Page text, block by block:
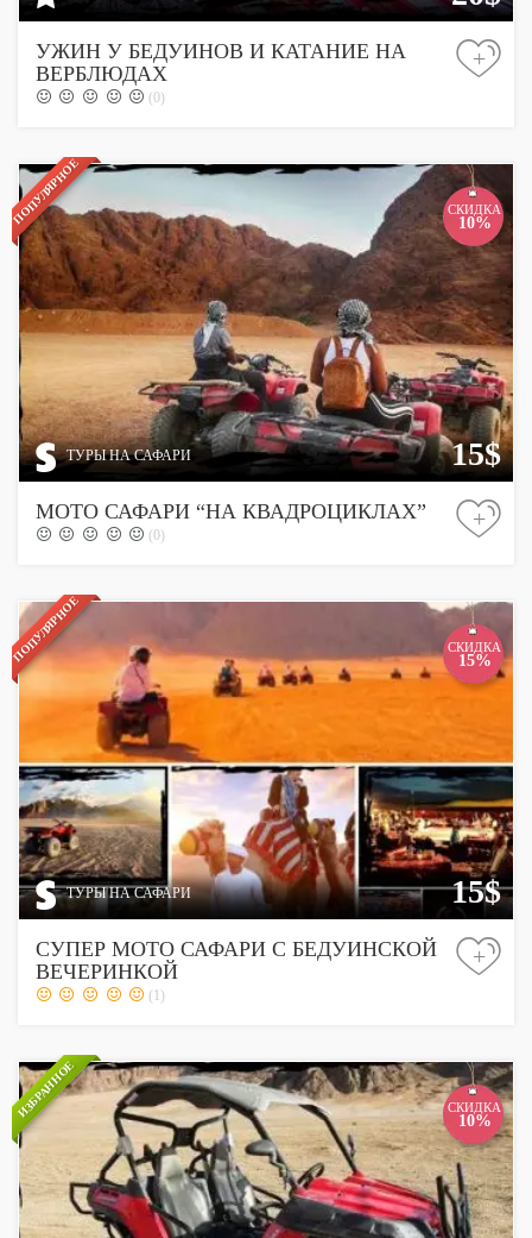
УЖИН У БЕДУИНОВ И КАТАНИЕ НА
ВЕРБЛЮДАХ
(0)
+
ПОПУЛЯРНОЕ СКИДКА
10%
ТУРЫ НА САФАРИ 15$
МОТО САФАРИ “НА КВАДРОЦИКЛАХ”
(0)
+
ПОПУЛЯРНОЕ СКИДКА
15%
ТУРЫ НА САФАРИ 15$
СУПЕР МОТО САФАРИ С БЕДУИНСКОЙ
ВЕЧЕРИНКОЙ
(1)
+
ИЗБРАННОЕ СКИДКА
10%